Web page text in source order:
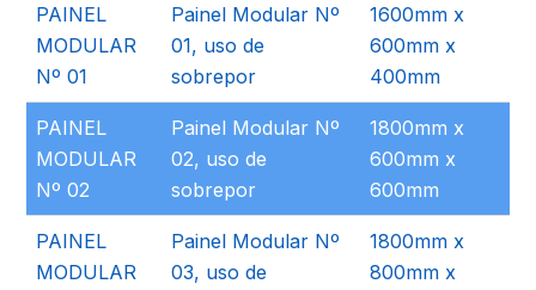
PAINEL
MODULAR
Nº 01
Painel Modular Nº
01, uso de
sobrepor
1600mm x
600mm x
400mm
PAINEL
MODULAR
Nº 02
Painel Modular Nº
02, uso de
sobrepor
1800mm x
600mm x
600mm
PAINEL
MODULAR
Painel Modular Nº
03, uso de
1800mm x
800mm x